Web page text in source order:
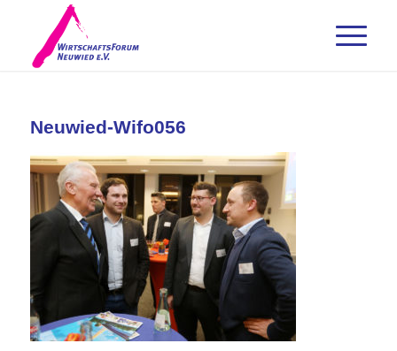
Neuwied-Wifo056